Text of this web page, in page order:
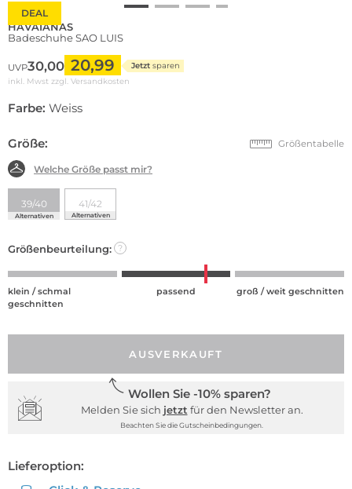
DEAL
HAVAIANAS
Badeschuhe SAO LUIS
UVP30,00 20,99 Jetzt sparen
inkl. Mwst zzgl. Versandkosten
Farbe: Weiss
Größe: Größentabelle
Welche Größe passt mir?
39/40
Alternativen
41/42
Alternativen
Größenbeurteilung: ?
klein / schmal
geschnitten
passend groß / weit geschnitten
AUSVERKAUFT
Wollen Sie -10% sparen?
Melden Sie sich jetzt für den Newsletter an.
Beachten Sie die Gutscheinbedingungen.
Lieferoption: